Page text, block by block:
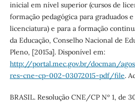
inicial em nível superior (cursos de
formação pedagógica para graduados
licenciatura) e para a formação
da Educação, Conselho Nacional de
Pleno, [2015a]. Disponível em:
http://portal.mec.gov.br/docman/
res-cne-cp-002-03072015-pdf/file.
BRASIL. Resolução CNE/CP Nº 1, de